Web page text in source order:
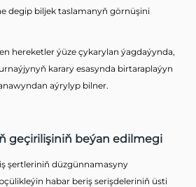
degip biljek taslamanyň görnüşini
hereketler ýüze çykarylan ýagdaýynda,
karary esasynda birtaraplaýyn
aýrylyp bilner.
geçirilişiniň beýan edilmegi
şertleriniň düzgünnamasyny
habar beriş serişdeleriniň üsti